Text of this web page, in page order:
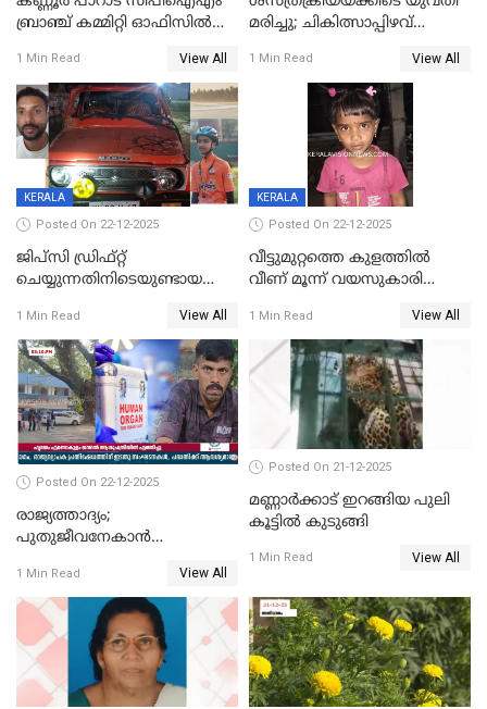
ബ്രാഞ്ച് കമ്മിറ്റി ഓഫിസിൽ
ചിത്രങ്ങളടക്കം കത്തിയ
നിലയിൽ
1 Min Read View All
മരിച്ചു; ചികിത്സാപ്പിഴവ്
സംഭവം മാവേലിക്കരയിൽ
1 Min Read View All
KERALA
Posted On 22-12-2025
ജിപ്സി ഡ്രിഫ്റ്റ്
ചെയ്യുന്നതിനിടെയുണ്ടായ
ദാരുണാന്ത്യം; ജീപ്സി
ഓടിച്ചയാൾ അറസ്റ്റിൽ.
1 Min Read View All
KERALA
Posted On 22-12-2025
വീട്ടുമുറ്റത്തെ കുളത്തിൽ
വീണ് മൂന്ന് വയസുകാരി
1 Min Read View All
Posted On 22-12-2025
രാജ്യത്താദ്യം;
പുതുജീവനേകാൻ
എറണാകുളം സർക്കാർ
ജനറൽ
ആശുപത്രിയിലെത്തിച്ചു
1 Min Read View All
Posted On 21-12-2025
മണ്ണാർക്കാട് ഇറങ്ങിയ പുലി
കൂട്ടിൽ കുടുങ്ങി
1 Min Read View All